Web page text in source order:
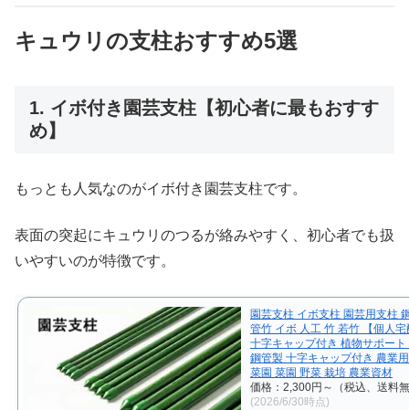
キュウリの支柱おすすめ5選
1. イボ付き園芸支柱【初心者に最もおすす
め】
もっとも人気なのがイボ付き園芸支柱です。
表面の突起にキュウリのつるが絡みやすく、初心者でも扱
いやすいのが特徴です。
園芸支柱 イボ支柱 園芸用支柱
管竹 イボ 人工 竹 若竹 【個人
十字キャップ付き 植物サポート
鋼管製 十字キャップ付き 農業
菜園 菜園 野菜 栽培 農業資材
価格：2,300円～（税込、送料
(2026/6/30時点)